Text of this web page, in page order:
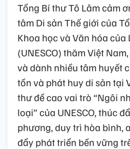
Tổng Bí thư Tô Lâm cảm
tâm Di sản Thế giới của
Khoa học và Văn hóa của
(UNESCO) thăm Việt
và dành nhiều tâm huyết
tồn và phát huy di sản tại
thư đề cao vai trò “Ngôi
loại” của UNESCO, thúc
phương, duy trì hòa bình,
đẩy phát triển bền vững